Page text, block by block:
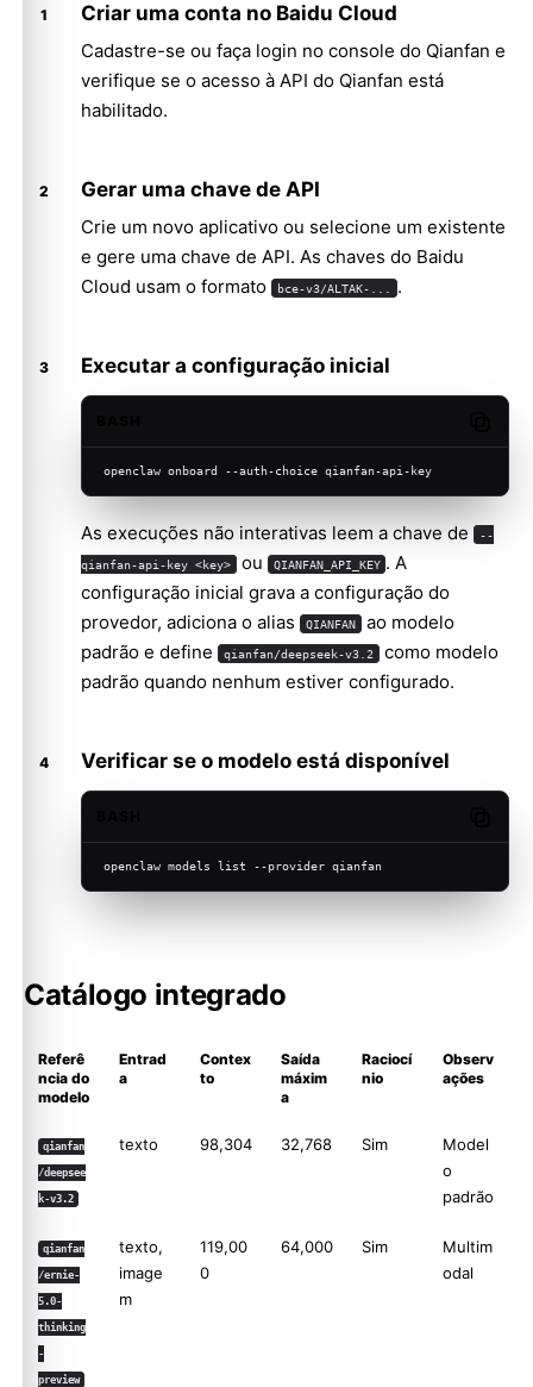
Criar uma conta no Baidu Cloud
Cadastre-se ou faça login no console do Qianfan e
verifique se o acesso à API do Qianfan está
habilitado.
Gerar uma chave de API
Crie um novo aplicativo ou selecione um existente
e gere uma chave de API. As chaves do Baidu
Cloud usam o formato
bce-v3/ALTAK-... .
Executar a configuração inicial
openclaw onboard --auth-choice qianfan-api-key
As execuções não interativas leem a chave de --
qianfan-api-key <key> ou QIANFAN_API_KEY . A
configuração inicial grava a configuração do
provedor, adiciona o alias
QIANFAN ao modelo
padrão e define
qianfan/deepseek-v3.2 como modelo
padrão quando nenhum estiver configurado.
Verificar se o modelo está disponível
openclaw models list --provider qianfan
Catálogo integrado
Referê
ncia do
modelo
Entrad
a
Contex
to
Saída
máxim
a
Raciocí
nio
Observ
ações
qianfan
/deepsee
k-v3.2
texto 98,304 32,768 Sim
Model
o
padrão
qianfan
/ernie-
5.0-
thinking
-
preview
texto,
image
m
119,00
0
64,000 Sim
Multim
odal